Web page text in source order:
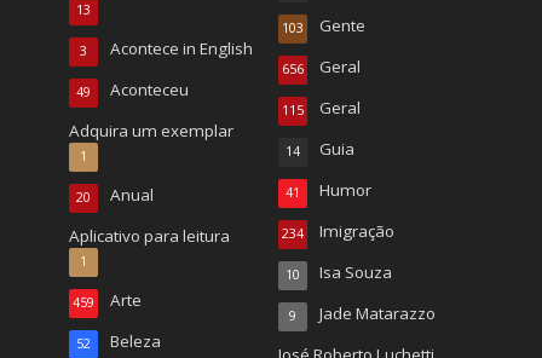
13
Acontece in English
3
Aconteceu
49
Adquira um exemplar
1
Anual
20
Aplicativo para leitura
1
Arte
459
Beleza
52
Gente
103
Geral
656
Geral
115
Guia
14
Humor
41
Imigração
234
Isa Souza
10
Jade Matarazzo
9